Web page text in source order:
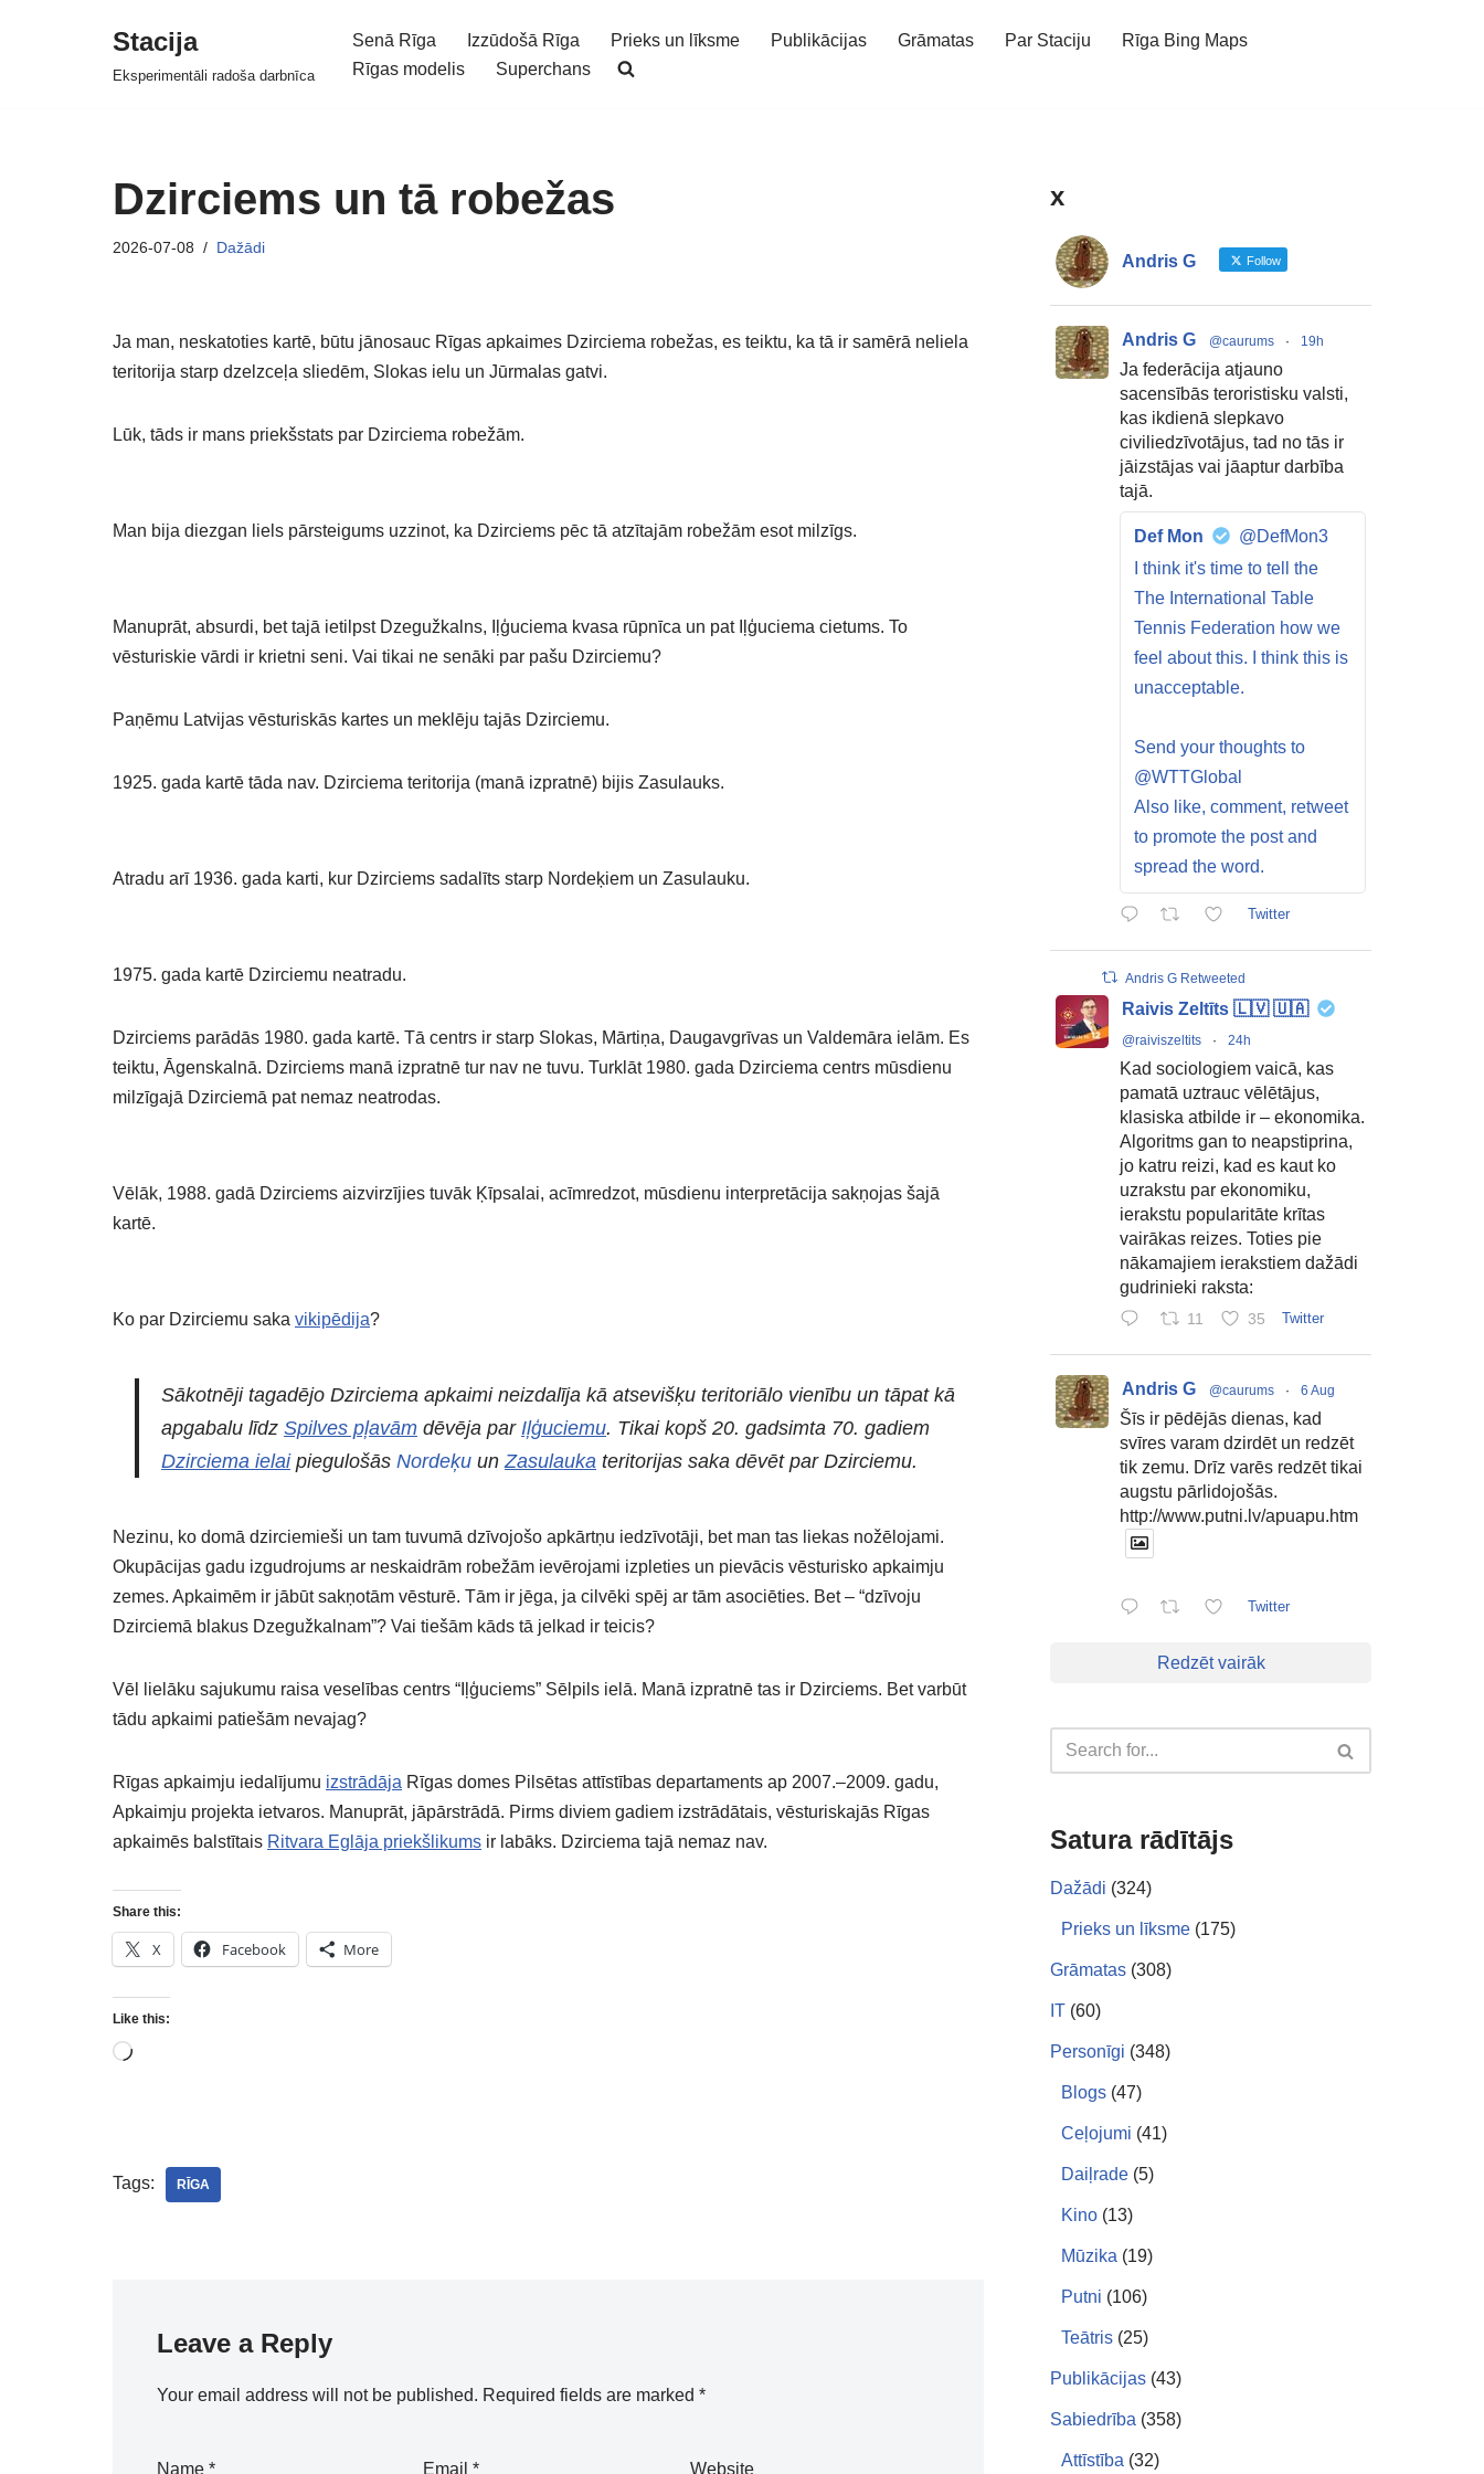
Stacija
Eksperimentāli radoša darbnīca
Senā Rīga Izzūdošā Rīga Prieks un līksme Publikācijas Grāmatas Par Staciju
Rīga Bing Maps
Rīgas modelis
Superchans
Dzirciems un tā robežas
2026-07-08 Dažādi
Ja man, neskatoties kartē, būtu jānosauc Rīgas apkaimes Dzirciema robežas, es teiktu, ka tā ir samērā neliela
teritorija starp dzelzceļa sliedēm, Slokas ielu un Jūrmalas gatvi.
Lūk, tāds ir mans priekšstats par Dzirciema robežām.
Man bija diezgan liels pārsteigums uzzinot, ka Dzirciems pēc tā atzītajām robežām esot milzīgs.
Manuprāt, absurdi, bet tajā ietilpst Dzegužkalns, Iļģuciema kvasa rūpnīca un pat Iļģuciema cietums. To
vēsturiskie vārdi ir krietni seni. Vai tikai ne senāki par pašu Dzirciemu?
Paņēmu Latvijas vēsturiskās kartes un meklēju tajās Dzirciemu.
1925. gada kartē tāda nav. Dzirciema teritorija (manā izpratnē) bijis Zasulauks.
Atradu arī 1936. gada karti, kur Dzirciems sadalīts starp Nordeķiem un Zasulauku.
1975. gada kartē Dzirciemu neatradu.
Dzirciems parādās 1980. gada kartē. Tā centrs ir starp Slokas, Mārtiņa, Daugavgrīvas un Valdemāra ielām. Es
teiktu, Āgenskalnā. Dzirciems manā izpratnē tur nav ne tuvu. Turklāt 1980. gada Dzirciema centrs mūsdienu
milzīgajā Dzirciemā pat nemaz neatrodas.
Vēlāk, 1988. gadā Dzirciems aizvirzījies tuvāk Ķīpsalai, acīmredzot, mūsdienu interpretācija sakņojas šajā
kartē.
Ko par Dzirciemu saka vikipēdija?
Sākotnēji tagadējo Dzirciema apkaimi neizdalīja kā atsevišķu teritoriālo vienību un tāpat kā
apgabalu līdz Spilves pļavām dēvēja par Iļģuciemu. Tikai kopš 20. gadsimta 70. gadiem
Dzirciema ielaipiegulošās Nordeķu unZasulauka teritorijas saka dēvēt par Dzirciemu.
Nezinu, ko domā dzirciemieši un tam tuvumā dzīvojošo apkārtņu iedzīvotāji, bet man tas liekas nožēlojami.
Okupācijas gadu izgudrojums ar neskaidrām robežām ievērojami izpleties un pievācis vēsturisko apkaimju
zemes. Apkaimēm ir jābūt sakņotām vēsturē. Tām ir jēga, ja cilvēki spēj ar tām asociēties. Bet – “dzīvoju
Dzirciemā blakus Dzegužkalnam”? Vai tiešām kāds tā jelkad ir teicis?
Vēl lielāku sajukumu raisa veselības centrs “Iļģuciems” Sēlpils ielā. Manā izpratnē tas ir Dzirciems. Bet varbūt
tādu apkaimi patiešām nevajag?
Rīgas apkaimju iedalījumu izstrādāja Rīgas domes Pilsētas attīstības departaments ap 2007.–2009. gadu,
Apkaimju projekta ietvaros. Manuprāt, jāpārstrādā. Pirms diviem gadiem izstrādātais, vēsturiskajās Rīgas
apkaimēs balstītais Ritvara Eglāja priekšlikums ir labāks. Dzirciema tajā nemaz nav.
Share this:
X Facebook More
Like this:
Tags: RĪGA
Leave a Reply
Your email address will not be published. Required fields are marked *
Name * Email* Website
x
Andris G Follow
Andris G @caurums · 19h
Ja federācija atjauno
sacensībās teroristisku valsti,
kas ikdienā slepkavo
civiliedzīvotājus, tad no tās ir
jāizstājas vai jāaptur darbība
tajā.
Def Mon
@DefMon3
I think it's time to tell the
The International Table
Tennis Federation how we
feel about this. I think this is
unacceptable.
Send your thoughts to
@WTTGlobal
Also like, comment, retweet
to promote the post and
spread the word.
Twitter
Andris G Retweeted
Raivis Zeltīts 🇱🇻 🇺🇦
@raiviszeltits · 24h
Kad sociologiem vaicā, kas
pamatā uztrauc vēlētājus,
klasiska atbilde ir – ekonomika.
Algoritms gan to neapstiprina,
jo katru reizi, kad es kaut ko
uzrakstu par ekonomiku,
ierakstu popularitāte krītas
vairākas reizes. Toties pie
nākamajiem ierakstiem dažādi
gudrinieki raksta:
11 35 Twitter
Andris G @caurums · 6 Aug
Šīs ir pēdējās dienas, kad
svīres varam dzirdēt un redzēt
tik zemu. Drīz varēs redzēt tikai
augstu pārlidojošās.
http://www.putni.lv/apuapu.htm
Twitter
Redzēt vairāk
Satura rādītājs
Dažādi (324)
Prieks un līksme (175)
Grāmatas (308)
IT (60)
Personīgi (348)
Blogs (47)
Ceļojumi (41)
Daiļrade (5)
Kino (13)
Mūzika (19)
Putni (106)
Teātris (25)
Publikācijas (43)
Sabiedrība (358)
Attīstība (32)